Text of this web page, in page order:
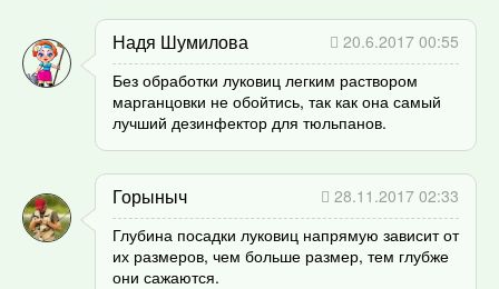
Надя Шумилова
20.6.2017 00:55
Без обработки луковиц легким раствором
марганцовки не обойтись, так как она самый
лучший дезинфектор для тюльпанов.
Горыныч
28.11.2017 02:33
Глубина посадки луковиц напрямую зависит от
их размеров, чем больше размер, тем глубже
они сажаются.